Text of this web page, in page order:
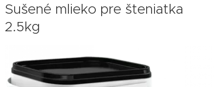
Sušené mlieko pre šteniatka
2.5kg